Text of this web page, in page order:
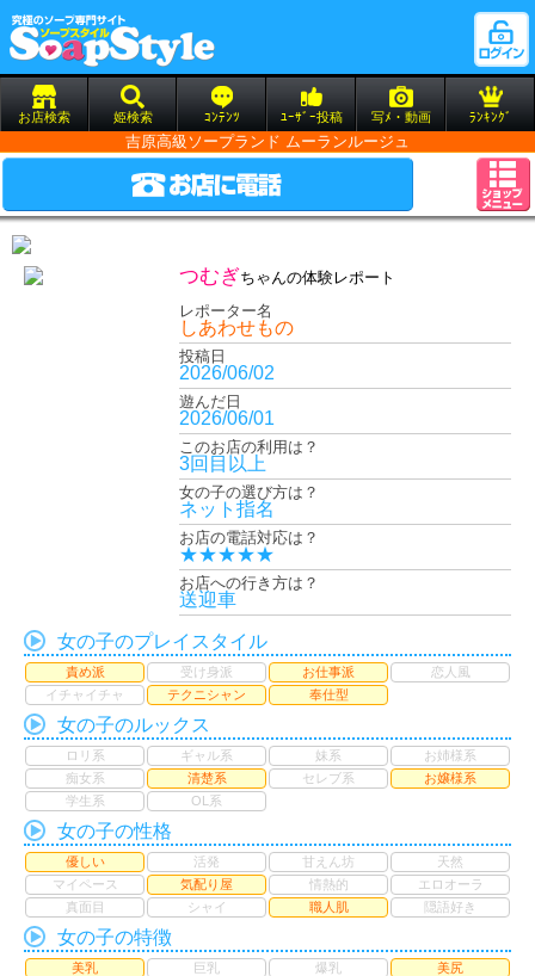
お店検索 姫検索 ｺﾝﾃﾝﾂ ﾕｰｻﾞｰ投稿 写ﾒ・動画 ﾗﾝｷﾝｸﾞ
吉原高級ソープランド ムーランルージュ
つむぎちゃんの体験レポート
レポーター名
しあわせもの
投稿日
2026/06/02
遊んだ日
2026/06/01
このお店の利用は？
3回目以上
女の子の選び方は？
ネット指名
お店の電話対応は？
★★★★★
お店への行き方は？
送迎車
女の子のプレイスタイル
責め派 受け身派 お仕事派
恋人風
イチャイチャ
テクニシャン 奉仕型
女の子のルックス
ロリ系 ギャル系 妹系
お姉様系
痴女系
清楚系 セレブ系
お嬢様系
学生系
OL系
女の子の性格
優しい 活発 甘えん坊
天然
マイペース
気配り屋 情熱的
エロオーラ
真面目
シャイ 職人肌 隠語好き
女の子の特徴
美乳 巨乳 爆乳
美尻